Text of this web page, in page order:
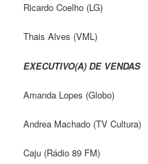
Ricardo Coelho (LG)
Thais Alves (VML)
EXECUTIVO(A) DE VENDAS
Amanda Lopes (Globo)
Andrea Machado (TV Cultura)
Caju (Rádio 89 FM)